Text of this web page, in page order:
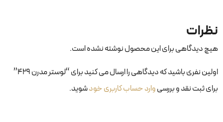
نظرات
هیچ دیدگاهی برای این محصول نوشته نشده است.
اولین نفری باشید که دیدگاهی را ارسال می کنید برای “لوستر مدرن ۴۲۹”
برای ثبت نقد و بررسیوارد حساب کاربری خودشوید.